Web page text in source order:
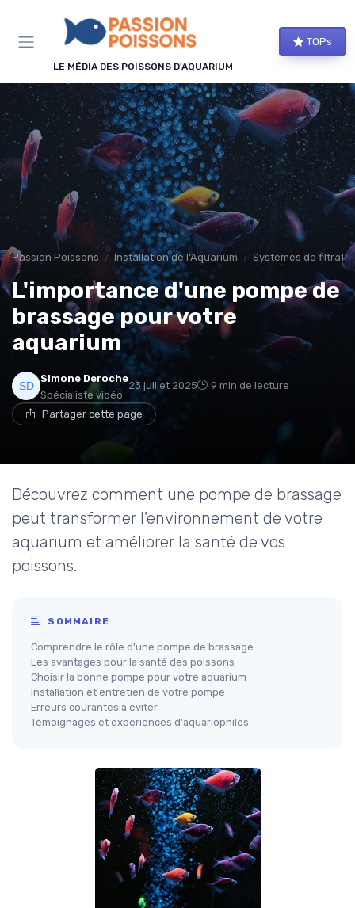
LE MÉDIA DES POISSONS D'AQUARIUM
TOPs
Passion Poissons Installation de l'Aquarium Systèmes de
L'importance d'une pompe de
brassage pour votre
aquarium
Simone Deroche
Spécialiste vidéo
23 juillet 2025 9 min de lecture
Partager cette page
Découvrez comment une pompe de brassage
peut transformer l'environnement de votre
aquarium et améliorer la santé de vos
poissons.
SOMMAIRE
Comprendre le rôle d'une pompe de brassage
Les avantages pour la santé des poissons
Choisir la bonne pompe pour votre aquarium
Installation et entretien de votre pompe
Erreurs courantes à éviter
Témoignages et expériences d'aquariophiles